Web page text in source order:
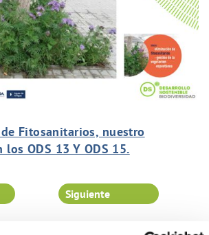
Fitosanitarios, nuestro
ODS 13 Y ODS 15.
Siguiente